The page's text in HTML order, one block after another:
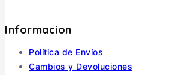
Informacion
Política de Envíos
Cambios y Devoluciones